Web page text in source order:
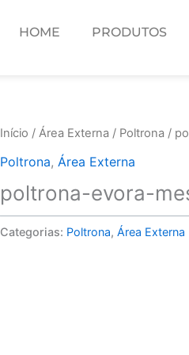
HOME PRODUTOS
Início / Área Externa / Poltrona /
Poltrona, Área Externa
poltrona-evora-
Categorias: Poltrona, Área Externa